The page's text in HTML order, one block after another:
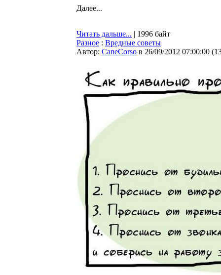
Далее...
Читать дальше... | 1996 байт
Разное : Вредные советы
Автор: CaneCorso в 26/09/2012 07:00:00 (